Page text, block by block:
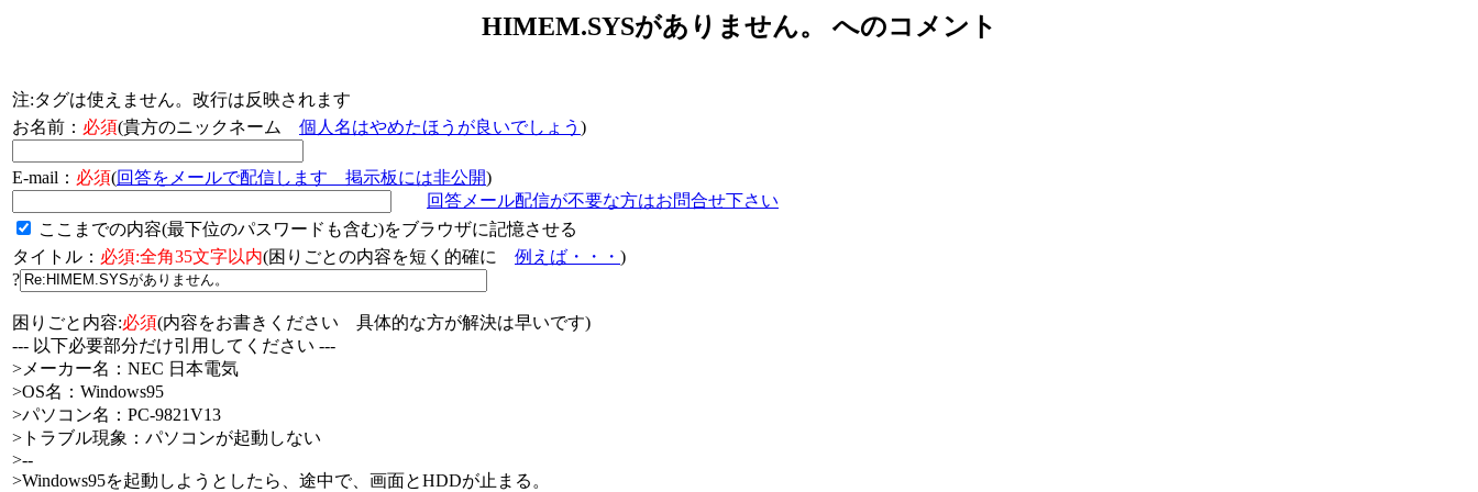
HIMEM.SYSがありません。 へのコメント
注:タグは使えません。改行は反映されます
お名前： 必須(貴方のニックネーム 個人名はやめたほうが良いでしょう )
E-mail： 必須(回答をメールで配信します 掲示板には非公開)
回答メール配信が不要な方はお問合せ下さい
ここまでの内容(最下位のパスワードも含む)をブラウザに記憶させる
タイトル： 必須:全角35文字以内(困りごとの内容を短く的確に 例えば・・・ )
?
困りごと内容:必須(内容をお書きください 具体的な方が解決は早いです)
--- 以下必要部分だけ引用してください ---
>メーカー名：NEC 日本電気
>OS名：Windows95
>パソコン名：PC-9821V13
>トラブル現象：パソコンが起動しない
>--
>Windows95を起動しようとしたら、途中で、画面とHDDが止まる。